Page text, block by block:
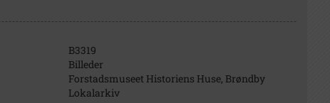
B3319
Billeder
Forstadsmuseet Historiens Huse, Brøndby
Lokalarkiv